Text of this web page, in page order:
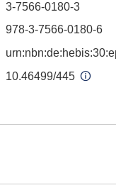
3-7566-0180-3
978-3-7566-0180-6
10.46499/445